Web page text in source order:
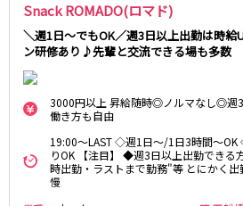
Snack ROMADO(ロマド)
＼週1日～でもOK／週3日以上出勤は時
ン研修あり♪先輩と交流できる場も多数
3000円以上 昇給随時◎ノルマなし◎週
働き方も自由
19:00～LAST ◇週1日～/1日3時間～
りOK 【注目】 ◆週3日以上出勤できる
時出勤・ラストまで勤務"等 とにかく
慢
本八幡駅
新宿三丁目駅
岩本町駅
船堀駅
菊川駅
つくばエクスプレス
秋葉原駅